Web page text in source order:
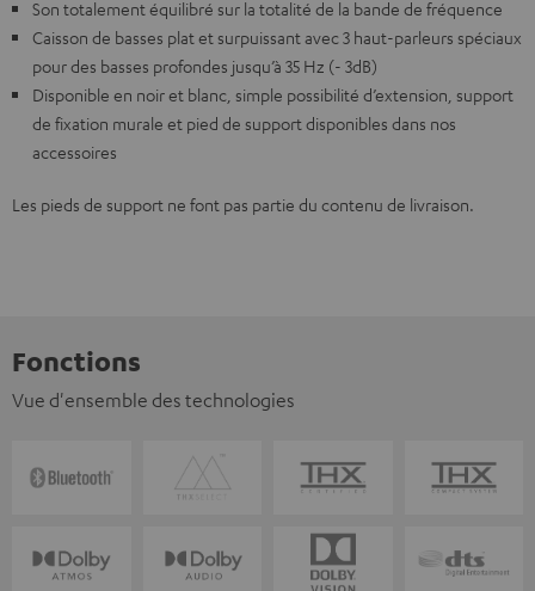
Son totalement équilibré sur la totalité de la bande de fréquence
Caisson de basses plat et surpuissant avec 3 haut-parleurs spéciaux
pour des basses profondes jusqu’à 35 Hz (- 3dB)
Disponible en noir et blanc, simple possibilité d’extension, support
de fixation murale et pied de support disponibles dans nos
accessoires
Les pieds de support ne font pas partie du contenu de livraison.
Fonctions
Vue d'ensemble des technologies